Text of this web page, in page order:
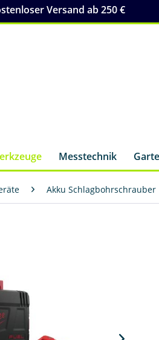
Versand ab 250 €
Messtechnik
Akku Schlagbohrschrauber